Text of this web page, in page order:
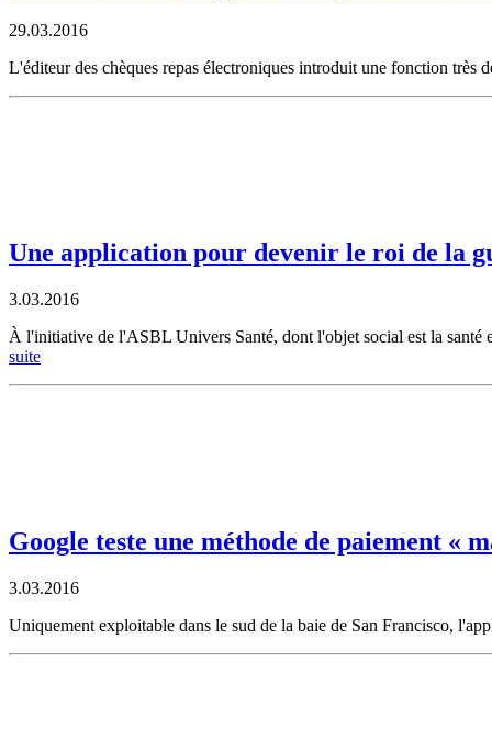
29.03.2016
L'éditeur des chèques repas électroniques introduit une fonction très
Une application pour devenir le roi de la
3.03.2016
À l'initiative de l'ASBL Univers Santé, dont l'objet social est la santé
suite
Google teste une méthode de paiement «
3.03.2016
Uniquement exploitable dans le sud de la baie de San Francisco,